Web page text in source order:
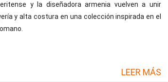
y la diseñadora armenia vuelven a unir
y alta costura en una colección inspirada en el
LEER MÁS